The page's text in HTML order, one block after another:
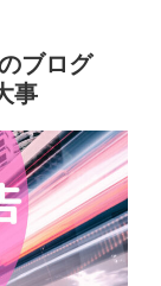
ブログ
事